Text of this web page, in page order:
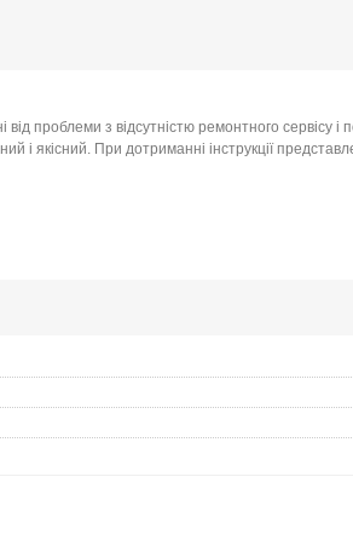
проблеми з відсутністю ремонтного сервісу і
і якісний. При дотриманні інструкції